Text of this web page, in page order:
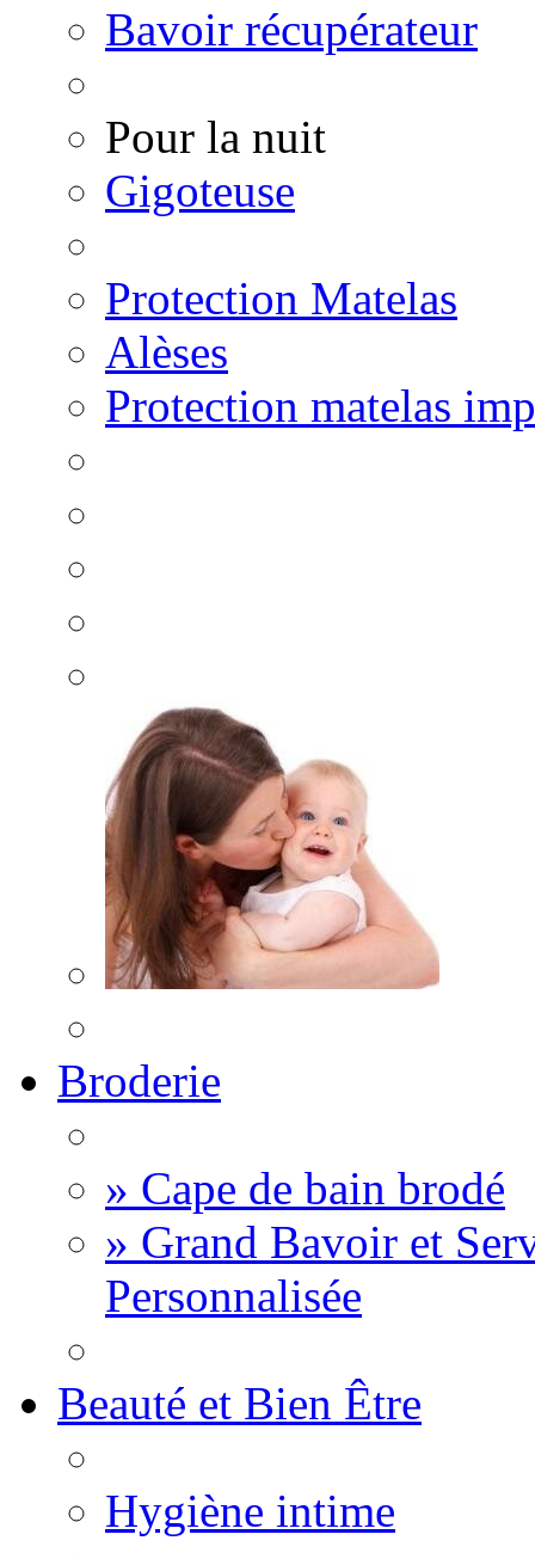
Bavoir récupérateur
Pour la nuit
Gigoteuse
Protection Matelas
Alèses
Protection matelas
Broderie
» Cape de bain brodé
» Grand Bavoir et
Personnalisée
Beauté et Bien Être
Hygiène intime